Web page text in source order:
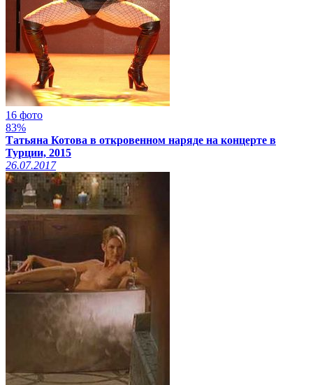
16 фото
83%
Татьяна Котова в откровенном наряде на концерте в
Турции, 2015
26.07.2017